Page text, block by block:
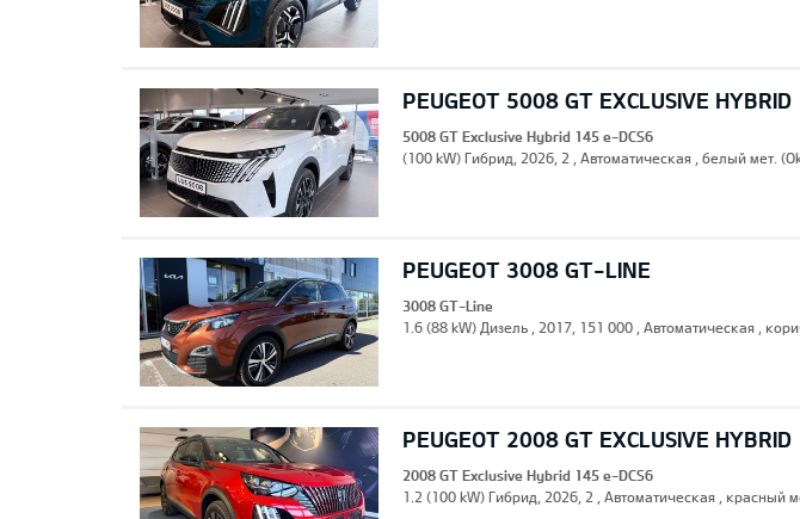
PEUGEOT 5008 GT EXCLUSIVE
5008 GT Exclusive Hybrid 145 e-DCS6
(100 kW) Гибрид, 2026, 2 , Автоматическая , белый мет.
PEUGEOT 3008 GT-LINE
3008 GT-Line
1.6 (88 kW) Дизель , 2017, 151 000 , Автоматическая ,
PEUGEOT 2008 GT EXCLUSIVE
2008 GT Exclusive Hybrid 145 e-DCS6
1.2 (100 kW) Гибрид, 2026, 2 , Автоматическая , красный